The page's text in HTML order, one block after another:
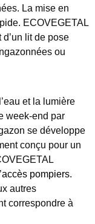
La mise en
ECOVEGETAL
lit de pose
ou
et la lumière
week-end par
se développe
conçu pour un
pompiers.
autres
correspondre à